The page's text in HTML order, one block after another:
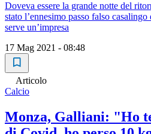
Doveva essere la grande notte del
stato l’ennesimo passo falso
serve un’impresa
17 Mag 2021 - 08:48
Articolo
Calcio
Monza, Galliani: "Ho